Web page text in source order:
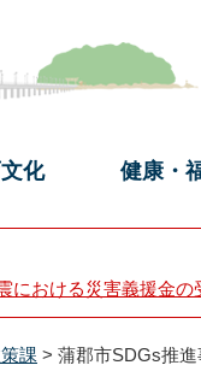
化 健康・
における災害義援金の
課 > 蒲郡市SDGs推